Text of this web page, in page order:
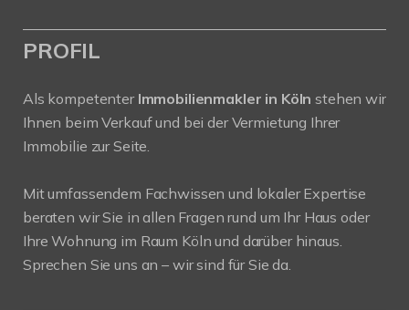
PROFIL
Als kompetenter Immobilienmakler in Köln stehen wir
Ihnen beim Verkauf und bei der Vermietung Ihrer
Immobilie zur Seite.
Mit umfassendem Fachwissen und lokaler Expertise
beraten wir Sie in allen Fragen rund um Ihr Haus oder
Ihre Wohnung im Raum Köln und darüber hinaus.
Sprechen Sie uns an – wir sind für Sie da.